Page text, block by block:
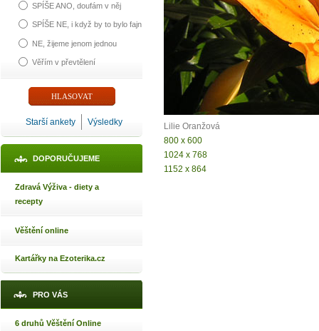
SPÍŠE ANO, doufám v něj
SPÍŠE NE, i když by to bylo fajn
NE, žijeme jenom jednou
Věřím v převtělení
Starší ankety Výsledky
DOPORUČUJEME
Zdravá Výživa - diety a
recepty
Věštění online
Kartářky na Ezoterika.cz
PRO VÁS
6 druhů Věštění Online
Lilie Oranžová
800 x 600
1024 x 768
1152 x 864